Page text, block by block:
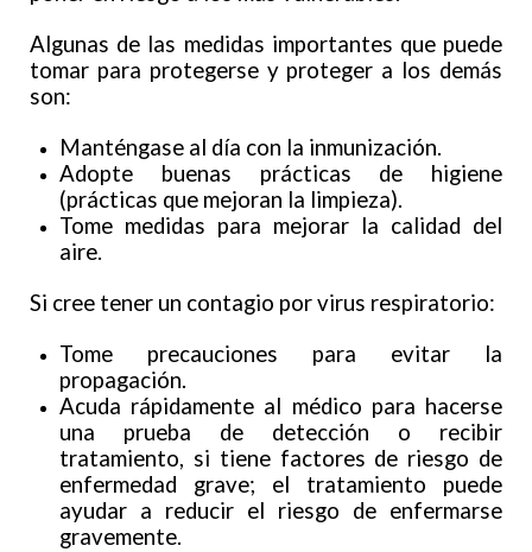
Algunas de las medidas importantes que puede
tomar para protegerse y proteger a los demás
son:
Manténgase al día con la inmunización.
Adopte buenas prácticas de higiene
(prácticas que mejoran la limpieza).
Tome medidas para mejorar la calidad del
aire.
Si cree tener un contagio por virus respiratorio:
Tome precauciones para evitar la
propagación.
Acuda rápidamente al médico para hacerse
una prueba de detección o recibir
tratamiento, si tiene factores de riesgo de
enfermedad grave; el tratamiento puede
ayudar a reducir el riesgo de enfermarse
gravemente.